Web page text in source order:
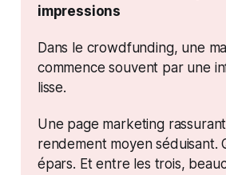
impressions
Dans le crowdfunding, une
commence souvent par une
lisse.
Une page marketing
rendement moyen séduisant.
épars. Et entre les trois,